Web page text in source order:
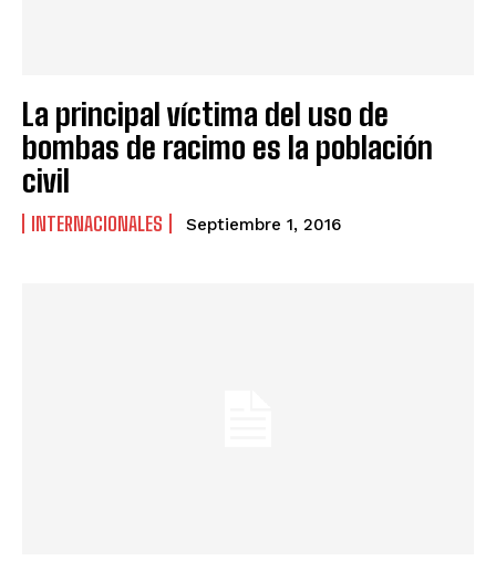
La principal víctima del uso de
bombas de racimo es la población
civil
INTERNACIONALES Septiembre 1, 2016